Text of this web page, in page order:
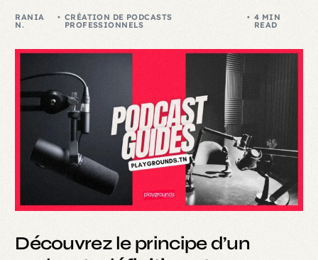
RANIA
N.
CRÉATION DE PODCASTS
PROFESSIONNELS
4 MIN
READ
Découvrez le principe d’un